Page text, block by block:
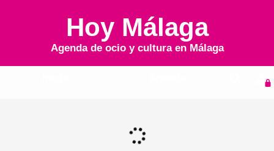
Hoy Málaga
Agenda de ocio y cultura en Málaga